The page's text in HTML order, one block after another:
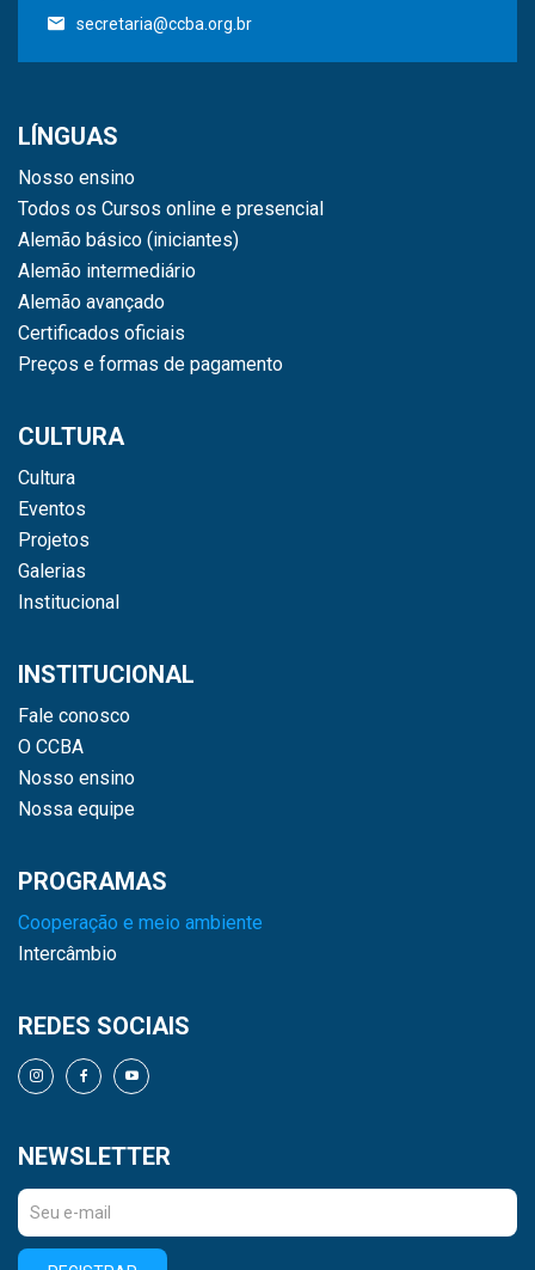
secretaria@ccba.org.br
LÍNGUAS
Nosso ensino
Todos os Cursos online e presencial
Alemão básico (iniciantes)
Alemão intermediário
Alemão avançado
Certificados oficiais
Preços e formas de pagamento
CULTURA
Cultura
Eventos
Projetos
Galerias
Institucional
INSTITUCIONAL
Fale conosco
O CCBA
Nosso ensino
Nossa equipe
PROGRAMAS
Cooperação e meio ambiente
Intercâmbio
REDES SOCIAIS
NEWSLETTER